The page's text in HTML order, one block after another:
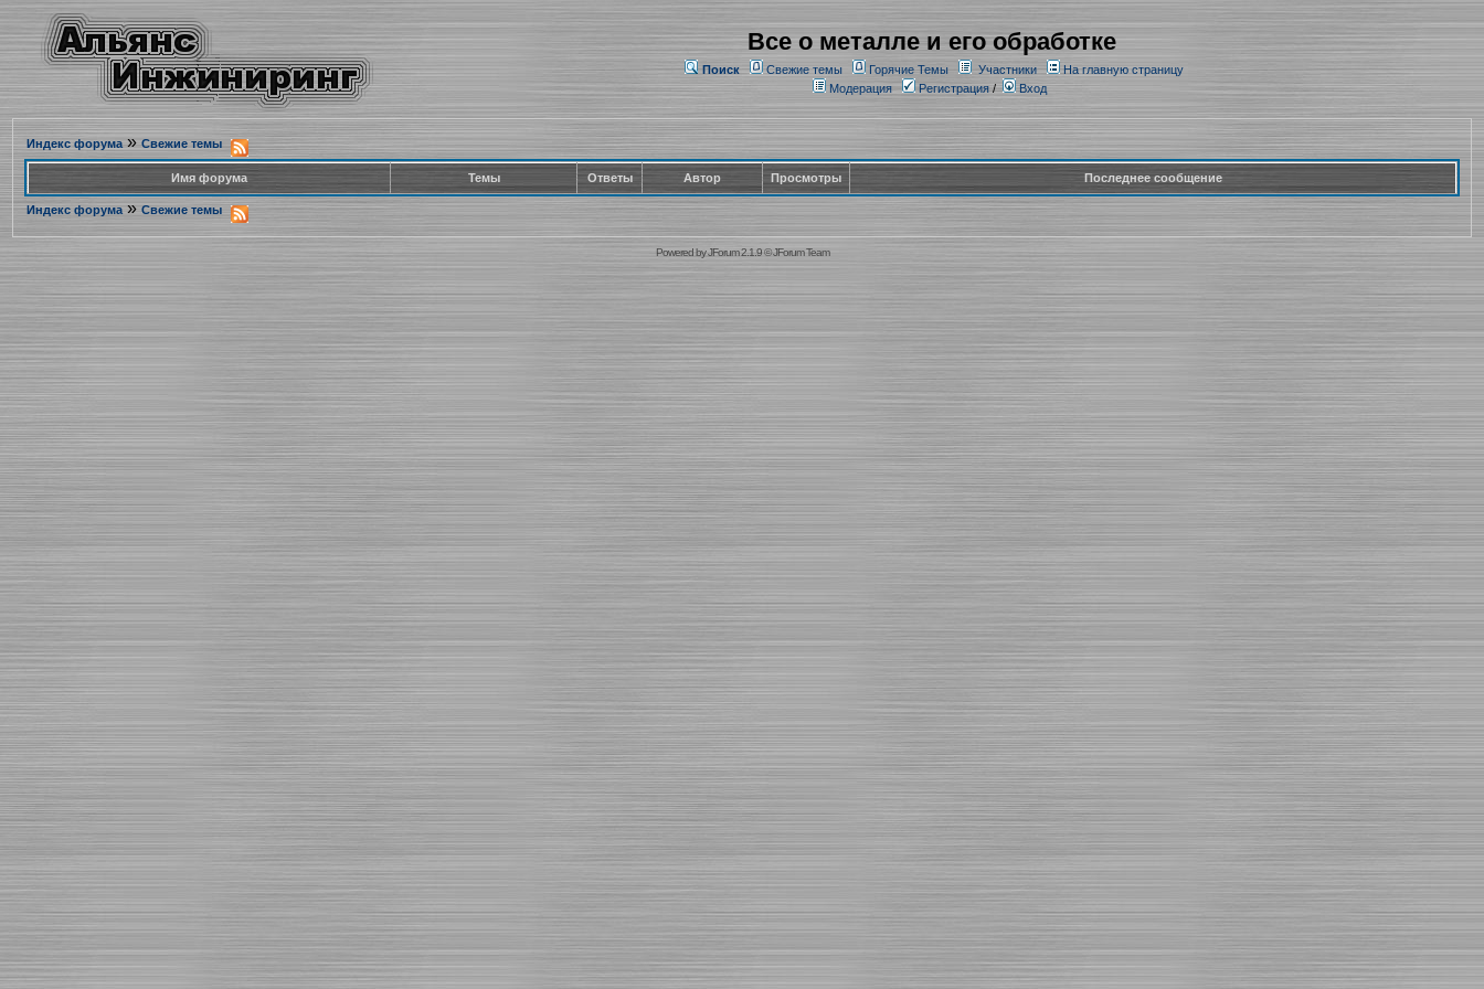
Все о металле и его обработке
Поиск Свежие темы Горячие Темы Участники
На главную страницу
Модерация
Регистрация/ Вход
Индекс форума» Свежие темы
Имя форума Темы Ответы Автор Просмотры Последнее сообщение
Индекс форума » Свежие темы
Powered byJForum 2.1.9©JForum Team